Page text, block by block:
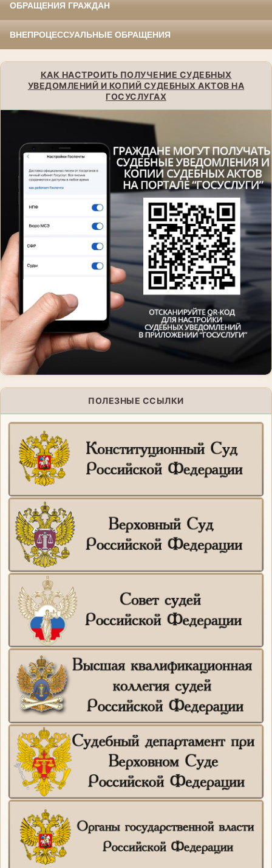
ОБРАЩЕНИЯ ГРАЖДАН
ВНЕПРОЦЕССУАЛЬНЫЕ ОБРАЩЕНИЯ
КАК НАСТРОИТЬ ПОЛУЧЕНИЕ СУДЕБНЫХ
УВЕДОМЛЕНИЙ И КОПИЙ СУДЕБНЫХ АКТОВ НА
ГОСУСЛУГАХ
ПОЛЕЗНЫЕ ССЫЛКИ